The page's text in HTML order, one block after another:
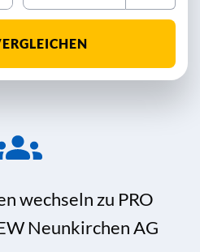
wechseln zu PRO
Neunkirchen AG